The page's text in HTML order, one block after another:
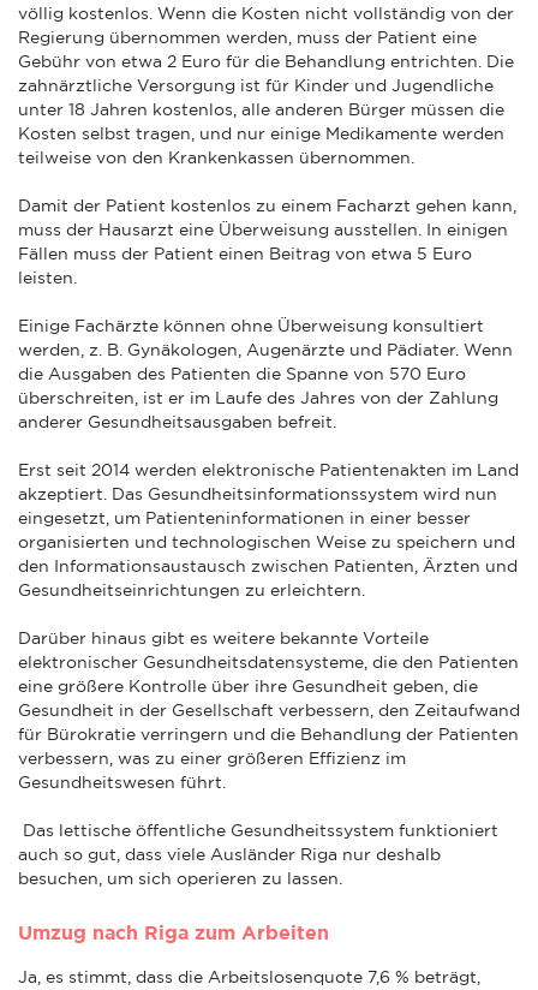
völlig kostenlos. Wenn die Kosten nicht vollständig von der
Regierung übernommen werden, muss der Patient eine
Gebühr von etwa 2 Euro für die Behandlung entrichten. Die
zahnärztliche Versorgung ist für Kinder und Jugendliche
unter 18 Jahren kostenlos, alle anderen Bürger müssen die
Kosten selbst tragen, und nur einige Medikamente werden
teilweise von den Krankenkassen übernommen.
Damit der Patient kostenlos zu einem Facharzt gehen kann,
muss der Hausarzt eine Überweisung ausstellen. In einigen
Fällen muss der Patient einen Beitrag von etwa 5 Euro
leisten.
Einige Fachärzte können ohne Überweisung konsultiert
werden, z. B. Gynäkologen, Augenärzte und Pädiater. Wenn
die Ausgaben des Patienten die Spanne von 570 Euro
überschreiten, ist er im Laufe des Jahres von der Zahlung
anderer Gesundheitsausgaben befreit.
Erst seit 2014 werden elektronische Patientenakten im Land
akzeptiert. Das Gesundheitsinformationssystem wird nun
eingesetzt, um Patienteninformationen in einer besser
organisierten und technologischen Weise zu speichern und
den Informationsaustausch zwischen Patienten, Ärzten und
Gesundheitseinrichtungen zu erleichtern.
Darüber hinaus gibt es weitere bekannte Vorteile
elektronischer Gesundheitsdatensysteme, die den Patienten
eine größere Kontrolle über ihre Gesundheit geben, die
Gesundheit in der Gesellschaft verbessern, den Zeitaufwand
für Bürokratie verringern und die Behandlung der Patienten
verbessern, was zu einer größeren Effizienz im
Gesundheitswesen führt.
Das lettische öffentliche Gesundheitssystem funktioniert
auch so gut, dass viele Ausländer Riga nur deshalb
besuchen, um sich operieren zu lassen.
Umzug nach Riga zum Arbeiten
Ja, es stimmt, dass die Arbeitslosenquote 7,6 % beträgt,